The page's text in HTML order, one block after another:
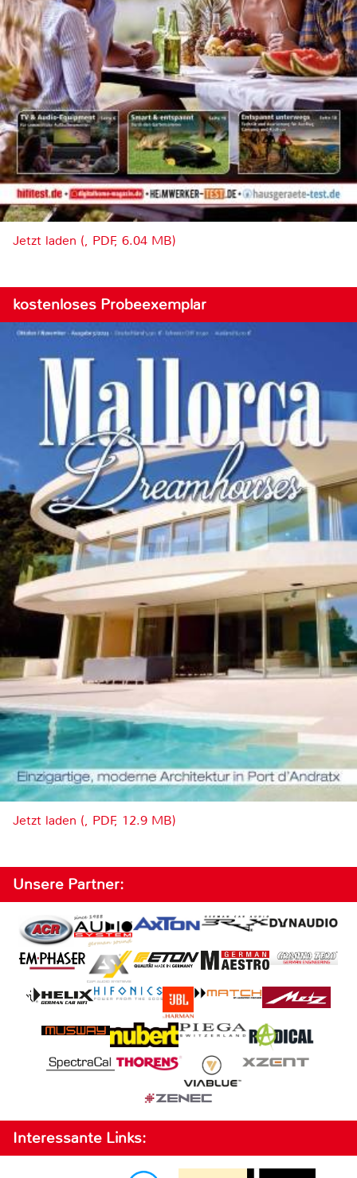
Jetzt laden (, PDF, 6.04 MB)
kostenloses Probeexemplar
Jetzt laden (, PDF, 12.9 MB)
Unsere Partner:
Interessante Links: